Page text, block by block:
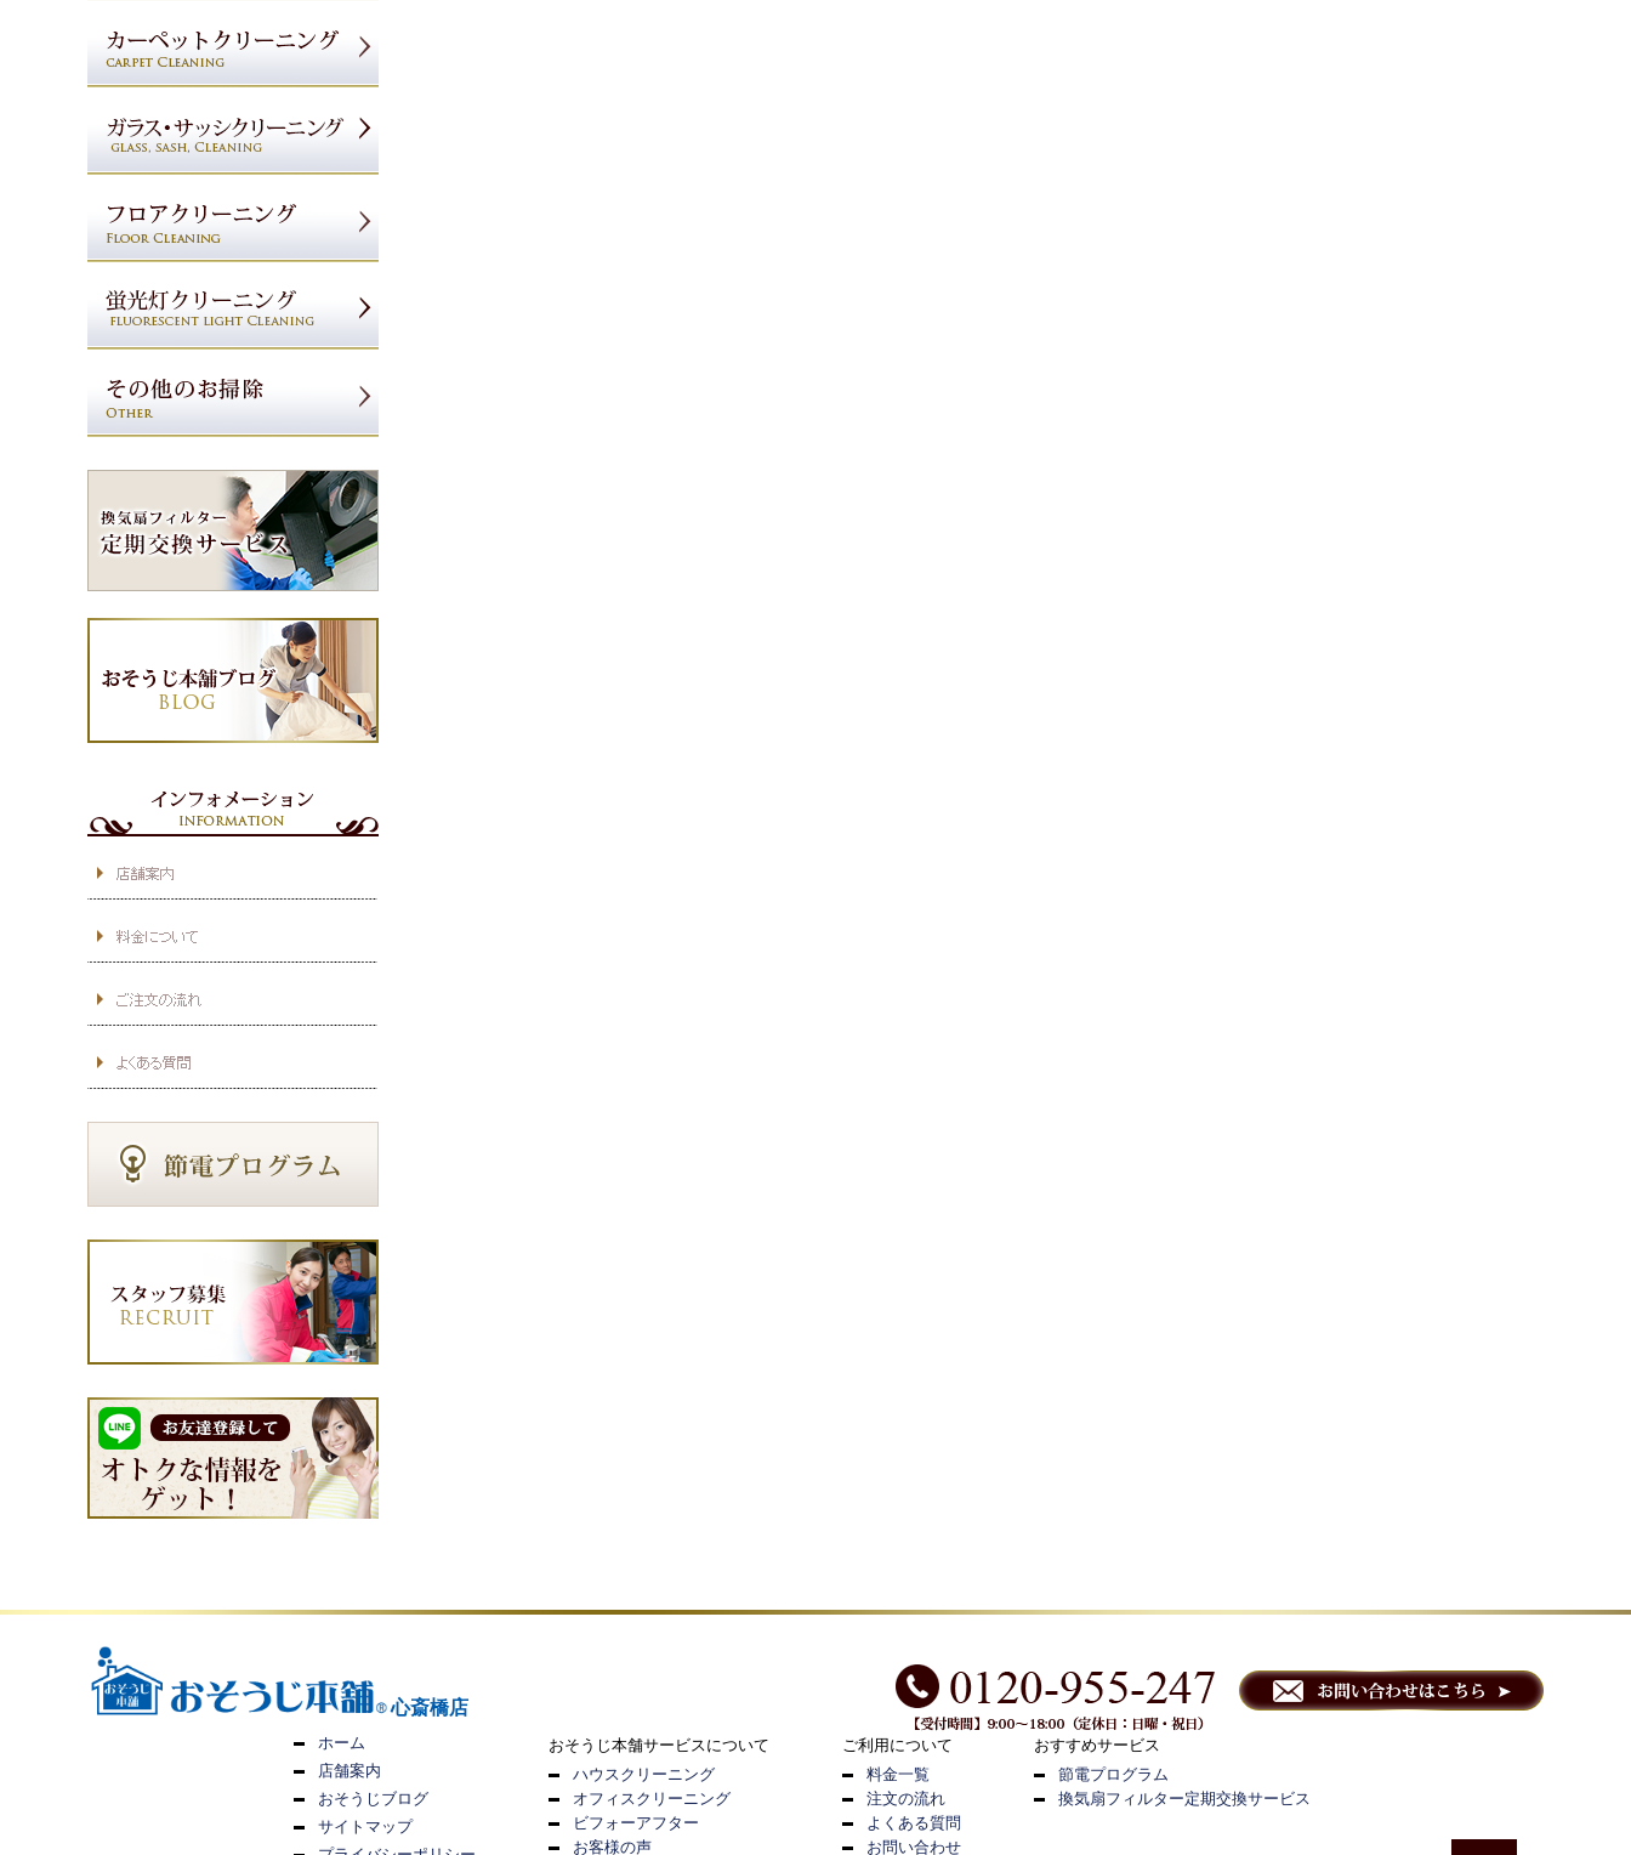
心斎橋店
ホーム
店舗案内
おそうじブログ
サイトマップ
おそうじ本舗サービスについて
ハウスクリーニング
オフィスクリーニング
ビフォーアフター
お客様の声
ご利用について
料金一覧
注文の流れ
よくある質問
お問い合わせ
おすすめサービス
節電プログラム
換気扇フィルター定期交換サービス